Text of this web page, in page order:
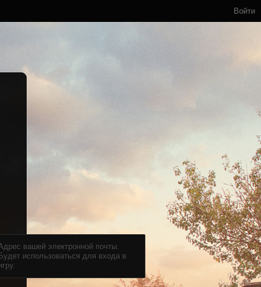
Войти
вашей электронной почты.
Будет использоваться для входа в